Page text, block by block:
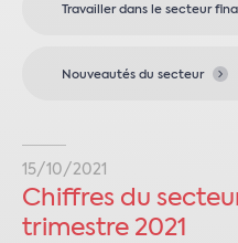
Travailler dans le secteur
Nouveautés du secteur
15/10/2021
Chiffres du
trimestre 2021